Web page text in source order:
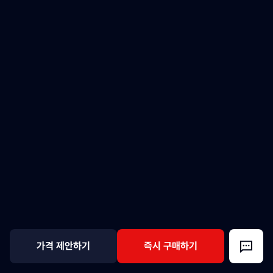
가격 제안하기 즉시 구매하기